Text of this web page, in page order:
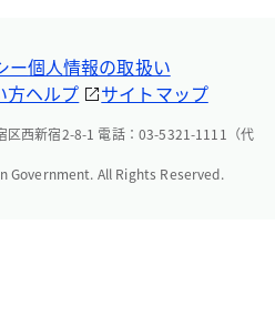
ー個人情報の取扱い
方ヘルプ サイトマップ
区西新宿2-8-1 電話：03-5321-1111（代
Government. All Rights Reserved.